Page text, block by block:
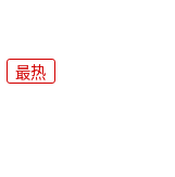
最热